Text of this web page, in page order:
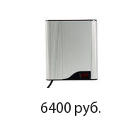
6400 руб.